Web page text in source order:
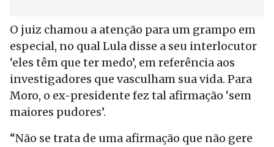
O juiz chamou a atenção para um grampo em
especial, no qual Lula disse a seu interlocutor
‘eles têm que ter medo’, em referência aos
investigadores que vasculham sua vida. Para
Moro, o ex-presidente fez tal afirmação ‘sem
maiores pudores’.
“Não se trata de uma afirmação que não gere